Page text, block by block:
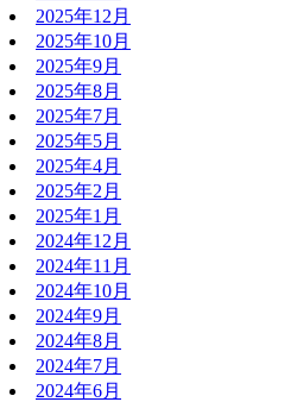
2025年12月
2025年10月
2025年9月
2025年8月
2025年7月
2025年5月
2025年4月
2025年2月
2025年1月
2024年12月
2024年11月
2024年10月
2024年9月
2024年8月
2024年7月
2024年6月